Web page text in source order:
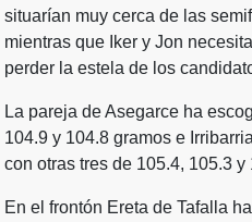
situarían muy cerca de las
mientras que Iker y Jon
perder la estela de los
La pareja de Asegarce ha
104.9 y 104.8 gramos e
con otras tres de 105.4, 105.3 y
En el frontón Ereta de Tafalla